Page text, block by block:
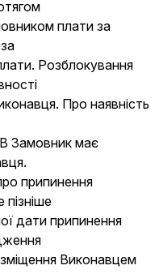
плати за
Розблокування
Про наявність
Замовник має
припинення
пізніше
дати припинення
Виконавцем